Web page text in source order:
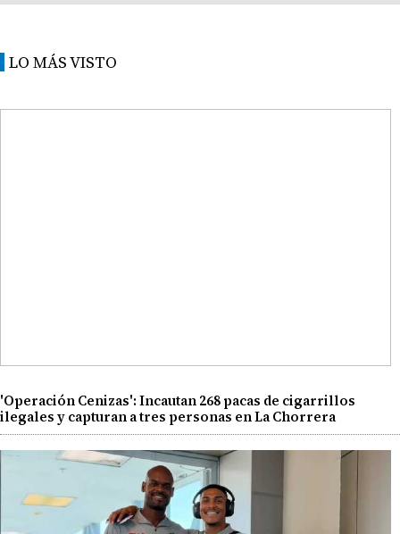
LO MÁS VISTO
'Operación Cenizas': Incautan 268 pacas de cigarrillos
ilegales y capturan a tres personas en La Chorrera